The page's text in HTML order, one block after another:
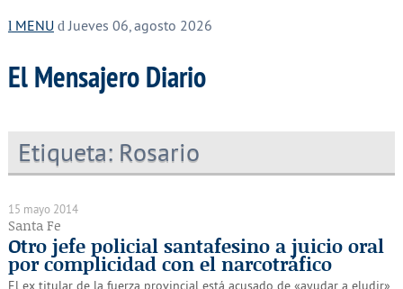
MENU Jueves 06, agosto 2026
El Mensajero Diario
Etiqueta: Rosario
15 mayo 2014
Santa Fe
Otro jefe policial santafesino a juicio oral
por complicidad con el narcotráfico
El ex titular de la fuerza provincial está acusado de «ayudar a eludir»